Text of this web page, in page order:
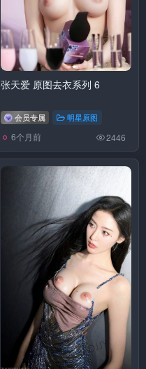
张天爱 原图去衣系列 6
会员专属 明星原图
6个月前 2446